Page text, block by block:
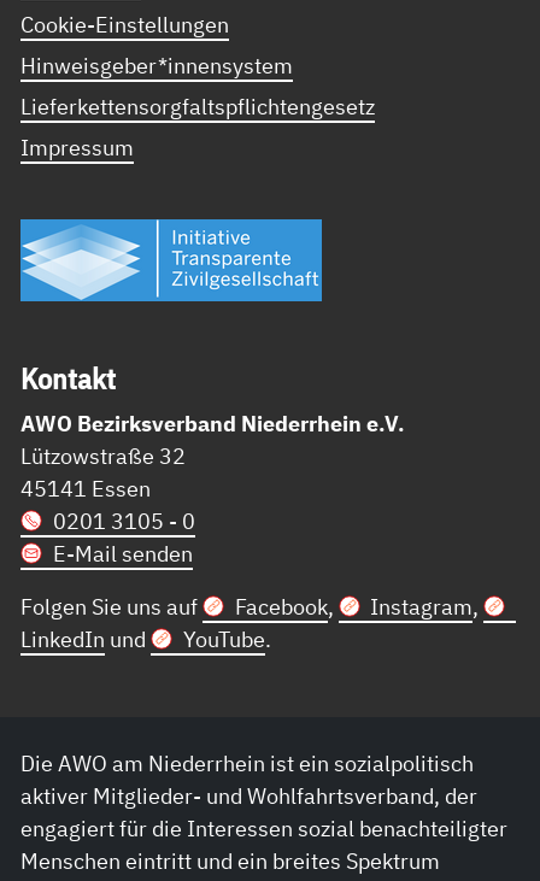
Cookie-Einstellungen
Hinweisgeber*innensystem
Lieferkettensorgfaltspflichtengesetz
Impressum
Kon­takt
AWO Bezirksverband Niederrhein e.V.
Lützowstraße 32
45141 Essen
0201 3105 - 0
E-Mail senden
Folgen Sie uns auf
Facebook, Instagram,
LinkedIn und YouTube.
Die AWO am Niederrhein ist ein sozialpolitisch
aktiver Mitglieder- und Wohlfahrtsverband, der
engagiert für die Interessen sozial benachteiligter
Menschen eintritt und ein breites Spektrum